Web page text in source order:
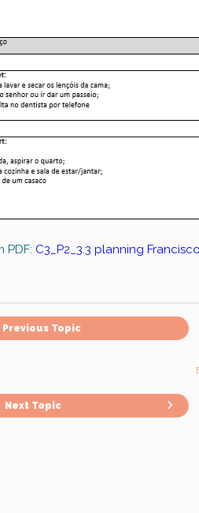
PDF: C3_P2_3.3 planning
Previous Topic
Next Topic